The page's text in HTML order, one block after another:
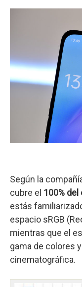
Según la
cubre el 100% del
estás
espacio sRGB
mientras que el
gama de colores
cinematográfica.